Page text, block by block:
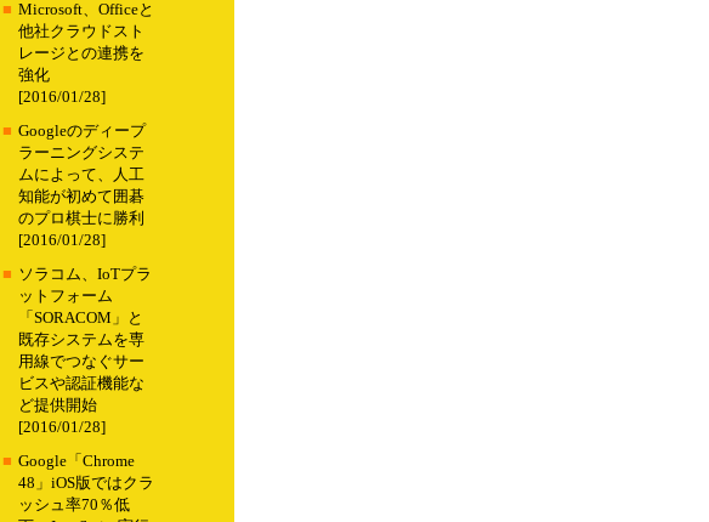
■ Microsoft、Officeと
他社クラウドスト
レージとの連携を
強化
[2016/01/28]
■ Googleのディープ
ラーニングシステ
ムによって、人工
知能が初めて囲碁
のプロ棋士に勝利
[2016/01/28]
■ ソラコム、IoTプラ
ットフォーム
「SORACOM」と
既存システムを専
用線でつなぐサー
ビスや認証機能な
ど提供開始
[2016/01/28]
■ Google「Chrome
48」iOS版ではクラ
ッシュ率70％低